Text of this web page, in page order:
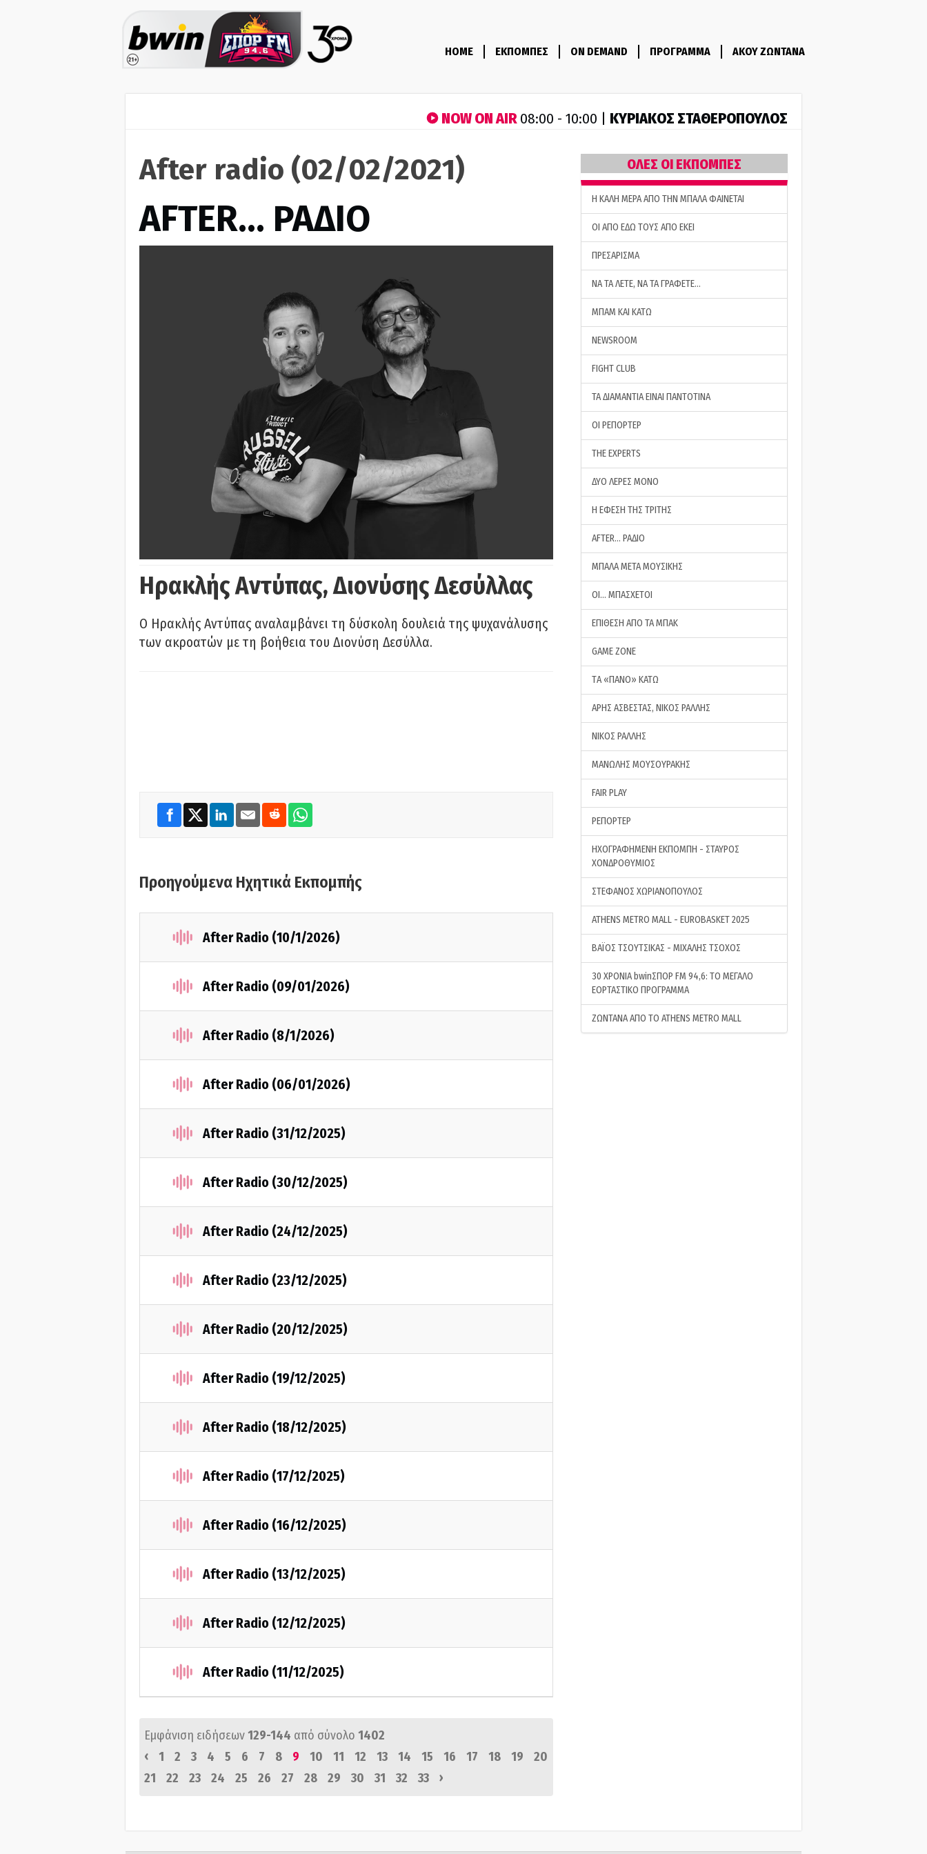
HOME ΕΚΠΟΜΠΕΣ ON DEMAND ΠΡΟΓΡΑΜΜΑ ΑΚΟΥ ΖΩΝΤΑΝΑ
NOW ON AIR08:00 - 10:00 | ΚΥΡΙΑΚΟΣ ΣΤΑΘΕΡΟΠΟΥΛΟΣ
After radio (02/02/2021)
AFTER… ΡΑΔΙΟ
Ηρακλής Αντύπας, Διονύσης Δεσύλλας
Ο Ηρακλής Αντύπας αναλαμβάνει τη δύσκολη δουλειά της ψυχανάλυσης
των ακροατών με τη βοήθεια του Διονύση Δεσύλλα.
Προηγούμενα Ηχητικά Εκπομπής
After Radio (10/1/2026)
After Radio (09/01/2026)
After Radio (8/1/2026)
After Radio (06/01/2026)
After Radio (31/12/2025)
After Radio (30/12/2025)
After Radio (24/12/2025)
After Radio (23/12/2025)
After Radio (20/12/2025)
After Radio (19/12/2025)
After Radio (18/12/2025)
After Radio (17/12/2025)
After Radio (16/12/2025)
After Radio (13/12/2025)
After Radio (12/12/2025)
After Radio (11/12/2025)
Εμφάνιση ειδήσεων129-144 από σύνολο 1402
‹
1 2 3 4 5 6 7 8 9 10 11 12 13 14 15 16 17 18 19
20
21
22 23 24 25 26 27 28 29 30 31 32 33 ›
ΟΛΕΣ ΟΙ ΕΚΠΟΜΠΕΣ
H ΚΑΛΗ ΜΕΡΑ ΑΠΟ ΤΗΝ ΜΠΑΛΑ ΦΑΙΝΕΤΑΙ
ΟΙ ΑΠΟ ΕΔΩ ΤΟΥΣ ΑΠΟ ΕΚΕΙ
ΠΡΕΣΑΡΙΣΜΑ
ΝΑ ΤΑ ΛΕΤΕ, ΝΑ ΤΑ ΓΡΑΦΕΤΕ…
ΜΠΑΜ ΚΑΙ ΚΑΤΩ
NEWSROOM
FIGHT CLUB
ΤΑ ΔΙΑΜΑΝΤΙΑ ΕΙΝΑΙ ΠΑΝΤΟΤΙΝΑ
ΟΙ ΡΕΠΟΡΤΕΡ
THE EXPERTS
ΔΥΟ ΛΕΡΕΣ ΜΟΝΟ
Η ΕΦΕΣΗ ΤΗΣ ΤΡΙΤΗΣ
AFTER… ΡΑΔΙΟ
ΜΠΑΛΑ ΜΕΤΑ ΜΟΥΣΙΚΗΣ
ΟΙ… ΜΠΑΣΧΕΤΟΙ
ΕΠΙΘΕΣΗ ΑΠΟ ΤΑ ΜΠΑΚ
GAME ZONE
ΤA «ΠΑΝΟ» ΚΑΤΩ
ΑΡΗΣ ΑΣΒΕΣΤΑΣ, ΝΙΚΟΣ ΡΑΛΛΗΣ
ΝΙΚΟΣ ΡΑΛΛΗΣ
ΜΑΝΩΛΗΣ ΜΟΥΣΟΥΡΑΚΗΣ
FAIR PLAY
ΡΕΠΟΡΤΕΡ
ΗΧΟΓΡΑΦΗΜΕΝΗ ΕΚΠΟΜΠΗ - ΣΤΑΥΡΟΣ
ΧΟΝΔΡΟΘΥΜΙΟΣ
ΣΤΕΦΑΝΟΣ ΧΩΡΙΑΝΟΠΟΥΛΟΣ
ATHENS METRO MALL - EUROBASKET 2025
ΒΑΪΟΣ ΤΣΟΥΤΣΙΚΑΣ - ΜΙΧΑΛΗΣ ΤΣΟΧΟΣ
30 ΧΡΟΝΙΑ bwinΣΠΟΡ FM 94,6: ΤΟ ΜΕΓΑΛΟ
ΕΟΡΤΑΣΤΙΚΟ ΠΡΟΓΡΑΜΜΑ
ΖΩΝΤΑΝΑ ΑΠΟ ΤΟ ATHENS METRO MALL